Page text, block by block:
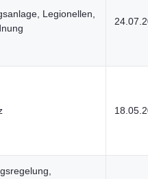
Legionellen,